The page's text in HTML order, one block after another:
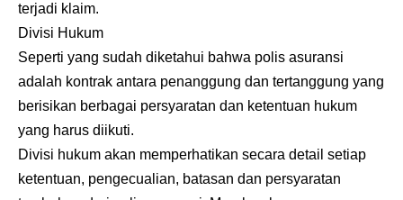
terjadi klaim.
Divisi Hukum
Seperti yang sudah diketahui bahwa polis asuransi
adalah kontrak antara penanggung dan tertanggung yang
berisikan berbagai persyaratan dan ketentuan hukum
yang harus diikuti.
Divisi hukum akan memperhatikan secara detail setiap
ketentuan, pengecualian, batasan dan persyaratan